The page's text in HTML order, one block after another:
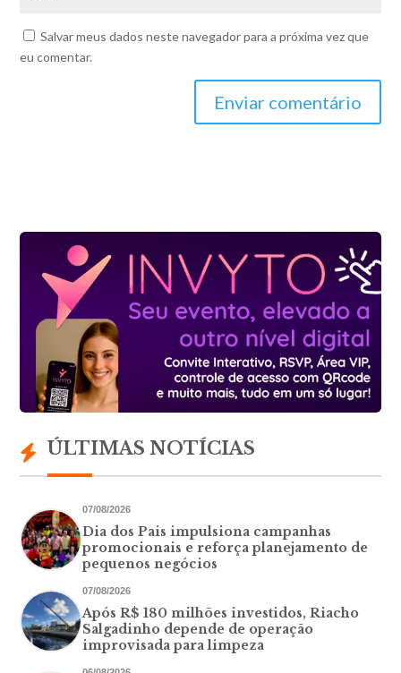
Salvar meus dados neste navegador para a próxima vez que
eu comentar.
Enviar comentário
ÚLTIMAS NOTÍCIAS
07/08/2026
Dia dos Pais impulsiona campanhas
promocionais e reforça planejamento de
pequenos negócios
07/08/2026
Após R$ 180 milhões investidos, Riacho
Salgadinho depende de operação
improvisada para limpeza